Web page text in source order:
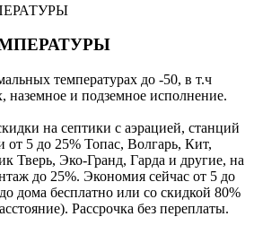
температурах до -50, в т.ч
наземное и подземное исполнение.
на септики с аэрацией, станций
от 5 до 25% Топас, Волгарь, Кит,
Тверь, Эко-Гранд, Гарда и другие, на
до 25%. Экономия сейчас от 5 до
дома бесплатно или со скидкой 80%
Рассрочка без переплаты.